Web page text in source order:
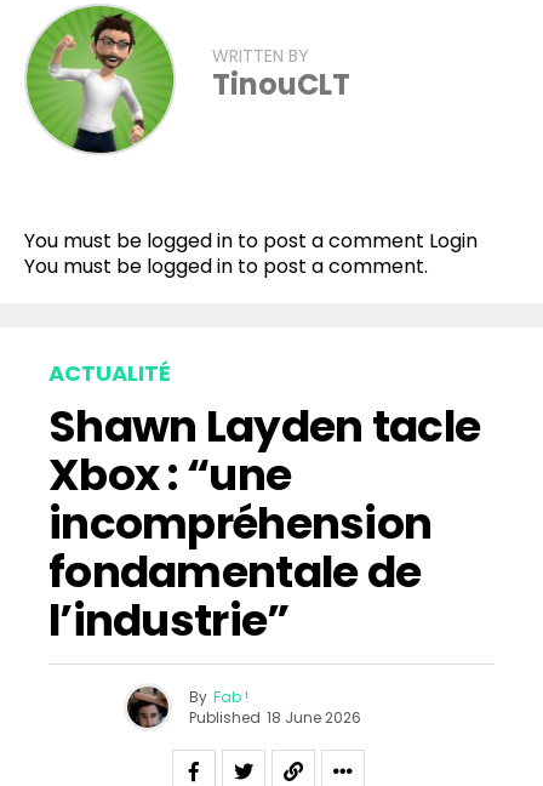
WRITTEN BY
TinouCLT
You must be logged in to post a comment Login
You must be logged in to post a comment.
ACTUALITÉ
Shawn Layden tacle
Xbox : “une
incompréhension
fondamentale de
l’industrie”
By Fab !
Published 18 June 2026
Pinterest